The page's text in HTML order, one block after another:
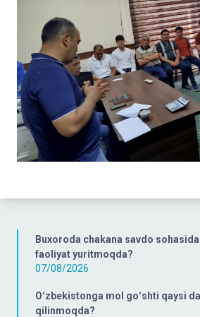
Buxoroda chakana savdo
faoliyat yuritmoqda?
07/08/2026
Oʻzbekistonga mol goʻshti qaysi
qilinmoqda?